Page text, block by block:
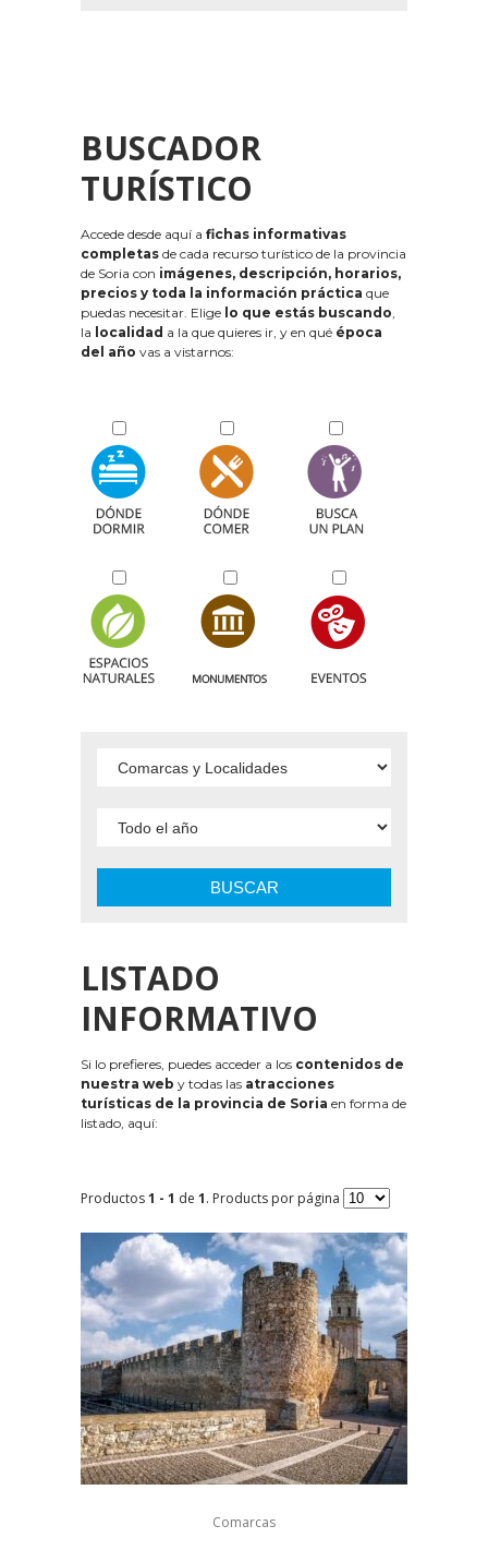
BUSCADOR
TURÍSTICO
Accede desde aquí a fichas informativas
completas de cada recurso turístico de la provincia
de Soria con imágenes, descripción, horarios,
precios y toda la información práctica que
puedas necesitar. Elige lo que estás buscando,
la localidad a la que quieres ir, y en qué época
del año vas a vistarnos:
BUSCAR
LISTADO
INFORMATIVO
Si lo prefieres, puedes acceder a los contenidos de
nuestra web y todas las atracciones
turísticas de la provincia de Soria en forma de
listado, aquí:
Productos1 - 1 de 1. Products por página
Comarcas